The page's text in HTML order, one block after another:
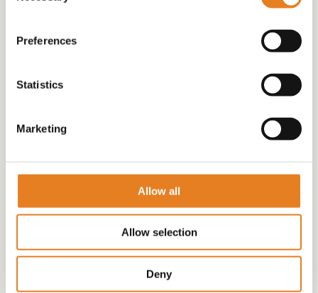
Preferences
Statistics
Marketing
Allow all
Allow selection
Deny
HAPJESSCHAAL 68,00 √ hapjes √ hamburgertjes √
€ 68.00